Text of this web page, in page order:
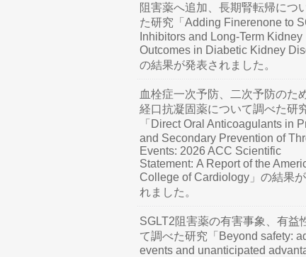
阻害薬へ追加、長期腎転帰につ
た研究「Adding Finerenone to
Inhibitors and Long-Term Kidney
Outcomes in Diabetic Kidney
の結果が発表されました。
血栓症一次予防、二次予防のた
経口抗凝固薬について調べた研
「Direct Oral Anticoagulants in
and Secondary Prevention of
Events: 2026 ACC Scientific
Statement: A Report of the
College of Cardiology」の結果
れました。
SGLT2阻害薬の有害事象、有益
て調べた研究「Beyond safety:
events and unanticipated